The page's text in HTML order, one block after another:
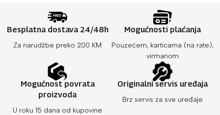
Besplatna dostava 24/48h
Za narudžbe preko 200 KM
Mogućnosti plaćanja
Pouzećem, karticama (na rate),
virmanom
Mogućnost povrata
proizvoda
U roku 15 dana od kupovine
Originalni servis uređaja
Brz servis za sve uređaje